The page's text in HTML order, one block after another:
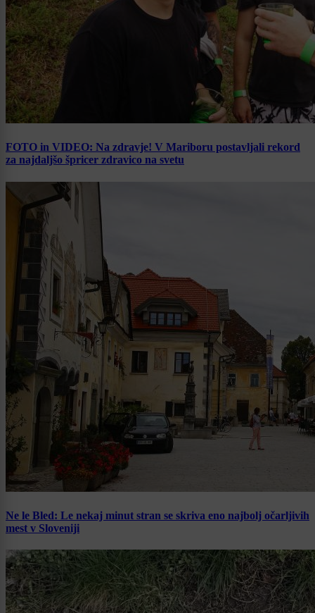
FOTO in VIDEO: Na zdravje! V Mariboru postavljali rekord
za najdaljšo špricer zdravico na svetu
Ne le Bled: Le nekaj minut stran se skriva eno najbolj očarljivih
mest v Sloveniji